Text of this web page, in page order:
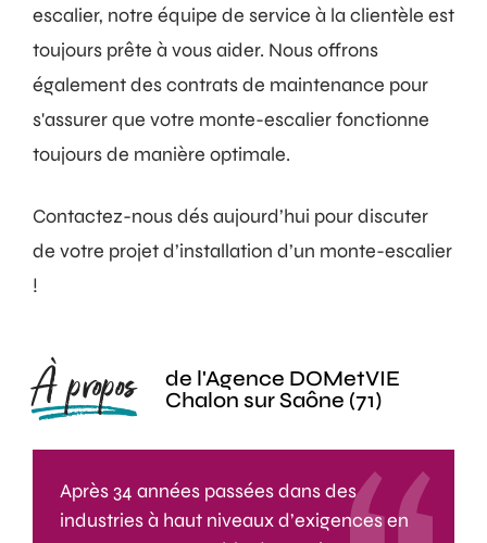
escalier, notre équipe de service à la clientèle est
toujours prête à vous aider. Nous offrons
également des contrats de maintenance pour
s'assurer que votre monte-escalier fonctionne
toujours de manière optimale.
Contactez-nous dés aujourd’hui pour discuter
de votre projet d’installation d’un monte-escalier
!
À propos
de l'Agence DOMetVIE
Chalon sur Saône (71)
Après 34 années passées dans des
industries à haut niveaux d’exigences en